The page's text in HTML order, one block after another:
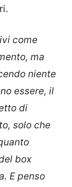
come
ma
niente
essere, il
di
solo che
box
E penso